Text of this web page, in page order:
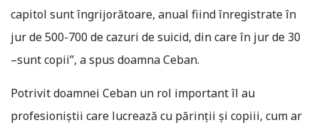
capitol sunt îngrijorătoare, anual fiind înregistrate în
jur de 500-700 de cazuri de suicid, din care în jur de 30
–sunt copii”, a spus doamna Ceban.
Potrivit doamnei Ceban un rol important îl au
profesioniștii care lucrează cu părinții și copiii, cum ar